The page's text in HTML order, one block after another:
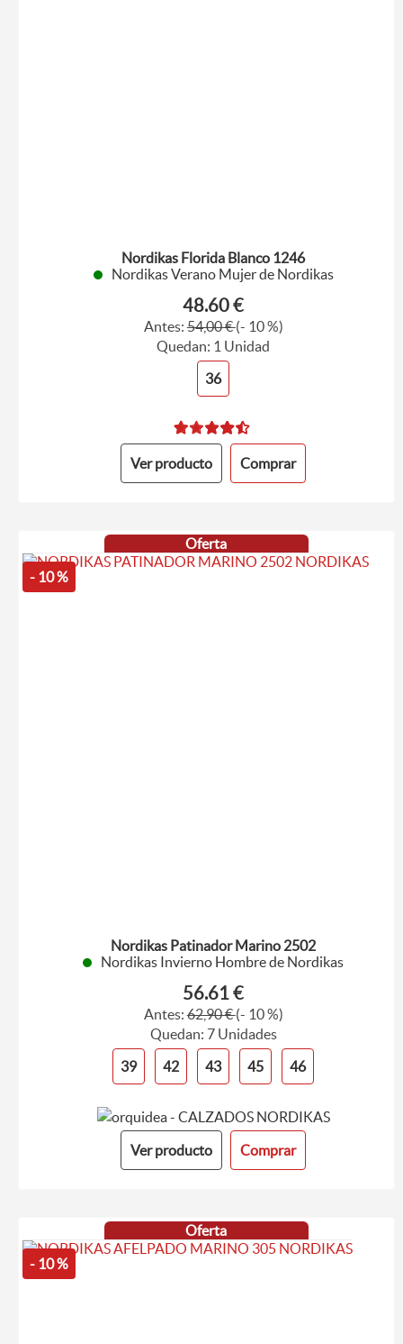
Nordikas Florida Blanco 1246
Nordikas Verano Mujer de Nordikas
48.60 €
Antes:54,00 €(- 10 %)
Quedan: 1 Unidad
36
Ver producto Comprar
Oferta
- 10 %
Nordikas Patinador Marino 2502
Nordikas Invierno Hombre de Nordikas
56.61 €
Antes:62,90 €(- 10 %)
Quedan: 7 Unidades
39
42 43 45 46
Ver producto Comprar
Oferta
- 10 %